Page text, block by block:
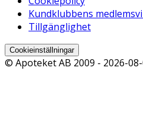
Kundklubbens
Tillgänglighet
Cookieinställningar
© Apoteket AB 2009 - 2026-